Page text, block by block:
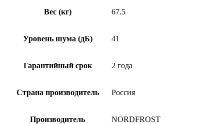
Вес (кг) 67.5
Уровень шума (дБ) 41
Гарантийный срок 2 года
Страна производитель Россия
Производитель NORDFROST